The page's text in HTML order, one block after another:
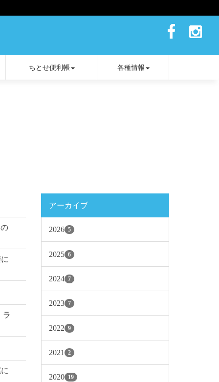
ちとせ便利帳 各種情報
ラ
アーカイブ
2026 5
2025 6
2024 7
2023 7
2022 9
2021 2
2020 19